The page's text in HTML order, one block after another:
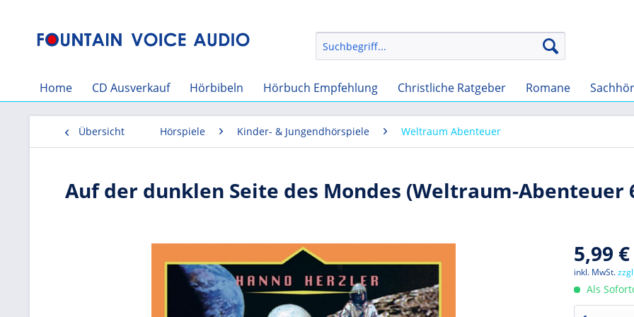
Home CD Ausverkauf Hörbibeln Hörbuch Empfehlung Christliche Ratgeber Romane
Übersicht Hörspiele Kinder- & Jungendhörspiele Weltraum Abenteuer
Auf der dunklen Seite des Mondes (Weltraum-Abenteuer
5,99
inkl. MwSt.
Als